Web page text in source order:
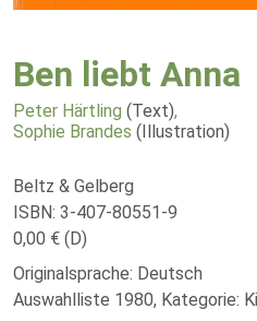
Ben liebt Anna
Peter Härtling (Text),
Sophie Brandes (Illustration)
Beltz & Gelberg
ISBN: 3-407-80551-9
0,00 € (D)
Originalsprache: Deutsch
Auswahlliste 1980, Kategorie: